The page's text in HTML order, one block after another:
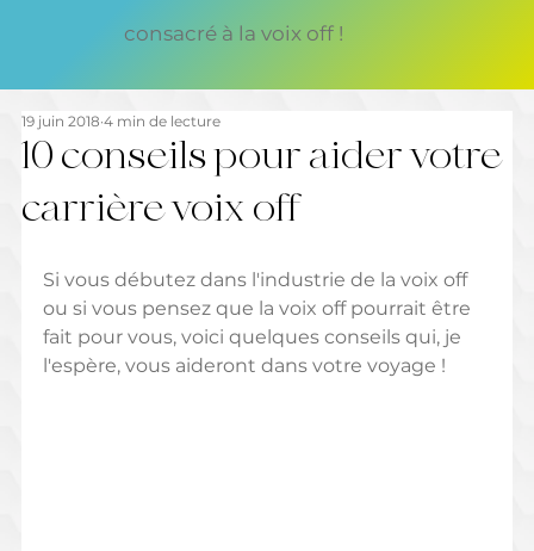
consacré à la voix off !
10 conseils pour aider votre
carrière voix off
19 juin 2018 4 min de lecture
Si vous débutez dans l'industrie de la voix off
ou si vous pensez que la voix off pourrait être
fait pour vous, voici quelques conseils qui, je
l'espère, vous aideront dans votre voyage !